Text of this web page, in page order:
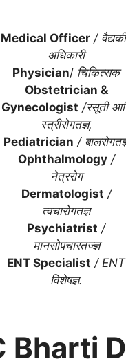
Medical Officer/
अधिकारी
Physician/ चिकित्सक
Obstetrician &
Gynecologist /रसूती
स्त्रीरोगतज्ञ,
Pediatrician /
Ophthalmology/
नेत्ररोग
Dermatologist /
त्वचारोगतज्ञ
Psychiatrist /
मानसोपचारतज्ज्ञ
ENT Specialist / ENT
विशेषज्ञ.
Bharti